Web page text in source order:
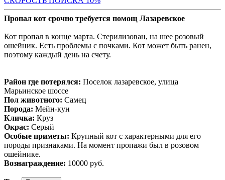
Пропал кот срочно требуется помощ Лазаревское
Кот пропал в конце марта. Стерилизован, на шее розовый
ошейник. Есть проблемы с почками. Кот может быть ранен,
поэтому каждый день на счету.
Район где потерялся: Поселок лазаревское, улица
Марьинское шоссе
Пол животного: Самец
Порода: Мейн-кун
Кличка: Круз
Окрас: Серый
Особые приметы: Крупный кот с характерными для его
породы признаками. На момент пропажи был в розовом
ошейнике.
Вознаграждение: 10000 руб.